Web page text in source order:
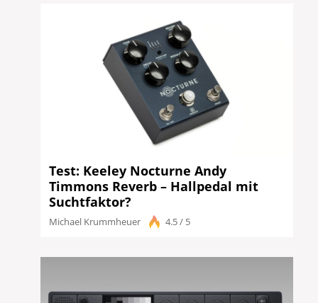
Test: Keeley Nocturne Andy
Timmons Reverb – Hallpedal mit
Suchtfaktor?
Michael Krummheuer 4.5 / 5